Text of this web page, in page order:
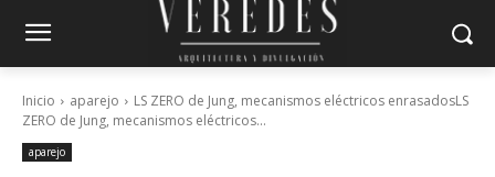
Inicio aparejo
LS ZERO de Jung, mecanismos eléctricos enrasadosLS
ZERO de Jung, mecanismos eléctricos...
aparejo